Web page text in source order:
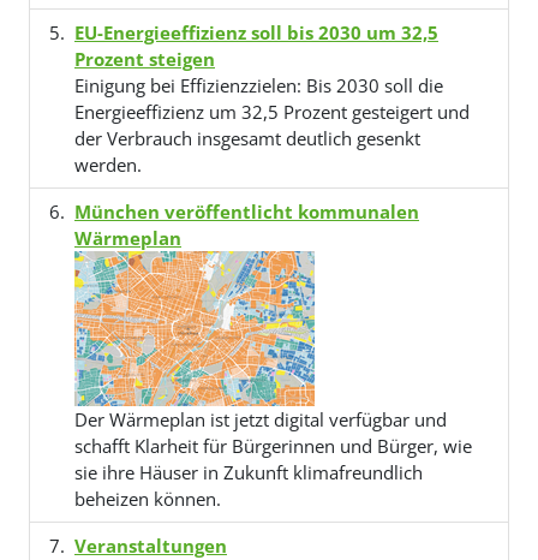
EU-Energieeffizienz soll bis 2030 um 32,5
Prozent steigen
Einigung bei Effizienzzielen: Bis 2030 soll die
Energieeffizienz um 32,5 Prozent gesteigert und
der Verbrauch insgesamt deutlich gesenkt
werden.
München veröffentlicht kommunalen
Wärmeplan
Der Wärmeplan ist jetzt digital verfügbar und
schafft Klarheit für Bürgerinnen und Bürger, wie
sie ihre Häuser in Zukunft klimafreundlich
beheizen können.
Veranstaltungen